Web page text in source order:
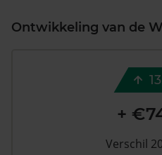
Ontwikkeling van de
+
Verschil